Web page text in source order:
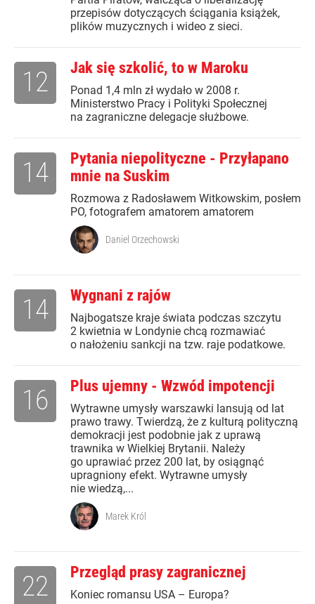
przepisów dotyczących ściągania książek,
plików muzycznych i wideo z sieci.
Jak się szkolić, to w Maroku
Ponad 1,4 mln zł wydało w 2008 r.
Ministerstwo Pracy i Polityki Społecznej
na zagraniczne delegacje służbowe.
12
Pytania niepolityczne - Przyłapano
mnie na Suskim
Rozmowa z Radosławem Witkowskim, posłem
PO, fotografem amatorem amatorem
14
Daniel Orzechowski
Wygnani z rajów
Najbogatsze kraje świata podczas szczytu
2 kwietnia w Londynie chcą rozmawiać
o nałożeniu sankcji na tzw. raje podatkowe.
14
Plus ujemny - Wzwód impotencji
Wytrawne umysły warszawki lansują od lat
prawo trawy. Twierdzą, że z kulturą polityczną
demokracji jest podobnie jak z uprawą
trawnika w Wielkiej Brytanii. Należy
go uprawiać przez 200 lat, by osiągnąć
upragniony efekt. Wytrawne umysły
nie wiedzą,...
16
Marek Król
Przegląd prasy zagranicznej
Koniec romansu USA – Europa?
22